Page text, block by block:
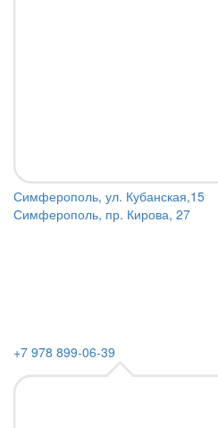
Симферополь, ул. Кубанская,15
Симферополь, пр. Кирова, 27
+7 978 899-06-39